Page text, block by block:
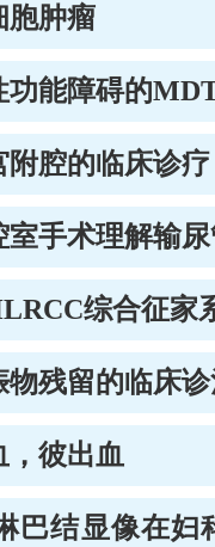
胞肿瘤
功能障碍的
腔的临床诊疗
手术理解输
综合征家
残留的临床
彼出血
巴结显像在妇